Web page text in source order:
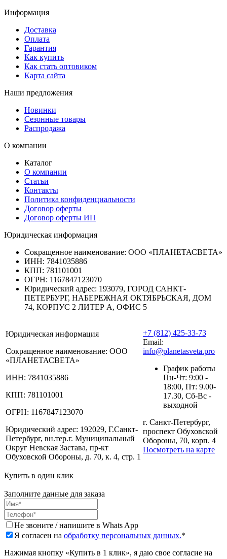
Информация
Доставка
Оплата
Гарантия
Как купить
Как стать оптовиком
Карта сайта
Наши предложения
Новинки
Сезонные товары
Распродажа
О компании
Каталог
О компании
Статьи
Контакты
Политика конфиденциальности
Договор оферты
Договор оферты ИП
Юридическая информация
Сокращенное наименование: ООО «ПЛАНЕТАСВЕТА»
ИНН: 7841035886
КПП: 781101001
ОГРН: 1167847123070
Юридический адрес: 193079, ГОРОД САНКТ-
ПЕТЕРБУРГ, НАБЕРЕЖНАЯ ОКТЯБРЬСКАЯ, ДОМ
74, КОРПУС 2 ЛИТЕР А, ОФИС 5
Юридическая информация
Сокращенное наименование: ООО
«ПЛАНЕТАСВЕТА»
ИНН: 7841035886
КПП: 781101001
ОГРН: 1167847123070
Юридический адрес: 192029, Г.Санкт-
Петербург, вн.тер.г. Муниципальный
Округ Невская Застава, пр-кт
Обуховской Обороны, д. 70, к. 4, стр. 1
+7 (812) 425-33-73
Email:
info@planetasveta.pro
График работы
Пн-Чт: 9:00 -
18:00, Пт: 9.00-
17.30, Сб-Вс -
выходной
г. Санкт-Петербург,
проспект Обуховской
Обороны, 70, корп. 4
Посмотреть на карте
Купить в один клик
Заполните данные для заказа
Не звоните / напишите в Whats App
Я согласен на обработку персональных данных.*
Нажимая кнопку «Купить в 1 клик», я даю свое согласие на